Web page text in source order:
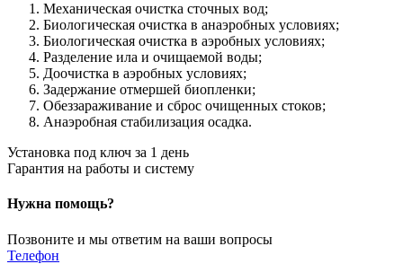
Механическая очистка сточных вод;
Биологическая очистка в анаэробных условиях;
Биологическая очистка в аэробных условиях;
Разделение ила и очищаемой воды;
Доочистка в аэробных условиях;
Задержание отмершей биопленки;
Обеззараживание и сброс очищенных стоков;
Анаэробная стабилизация осадка.
Установка под ключ за 1 день
Гарантия на работы и систему
Нужна помощь?
Позвоните и мы ответим на ваши вопросы
Телефон